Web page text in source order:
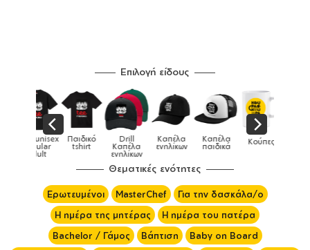
Επιλογή είδους
Drill
Καπέλα
ενηλίκων
Καπέλα
ενηλίκων
Καπέλα
παιδικά Κούπες Κούπες
ειδικές
Κούπες
Θεματικές ενότητες
Ερωτευμένοι MasterChef
Για την δασκάλα/ο
Η ημέρα της μητέρας
Η ημέρα του πατέρα
Bachelor / Γάμος
Βάπτιση
Baby on Board